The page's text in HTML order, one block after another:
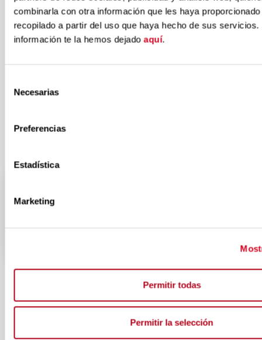
combinarla con otra información que les haya
recopilado a partir del uso que haya hecho de sus
información te la hemos dejadoaquí.
Necesarias
Preferencias
Estadística
Marketing
Permitir todas
Permitir la selección
programas
estatales
FSE+
Elaboración y montaje: Javier Lorente; Guión: Patricia